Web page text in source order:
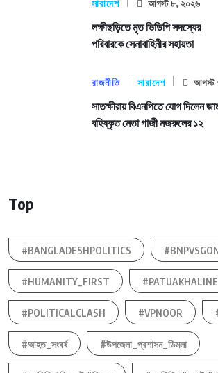
সারাদেশ আগস্ট ৮, ২০২৬
লক্ষীছড়িতে মৃত ভিডিপি সদস্যের
পরিবারকে সেনাবাহিনীর সহায়তা
রাজনীতি সারাদেশ আগস্ট
সাতক্ষীরায় বিএনপিতে যোগ দিলেন
বহিষ্কৃত নেতা গাজী নজরুলের ১২
Top
#BANGLADESHPOLITICS
#HUMANITY_FIRST
#POLITICALCLASH #VPNOOR
#আহত_সংঘর্ষ #উপজেলা_প্রশাসন_ডিমলা